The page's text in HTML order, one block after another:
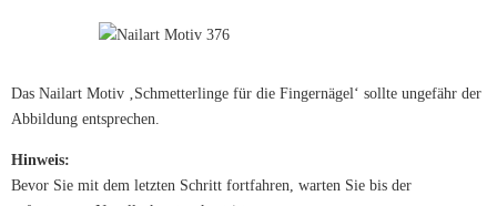
Das Nailart Motiv ‚Schmetterlinge für die Fingernägel‘ sollte ungefähr der
Abbildung entsprechen.
Hinweis:
Bevor Sie mit dem letzten Schritt fortfahren, warten Sie bis der